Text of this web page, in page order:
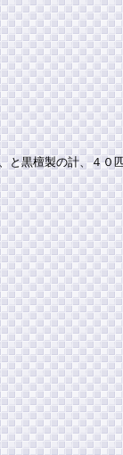
黒檀製の計、４